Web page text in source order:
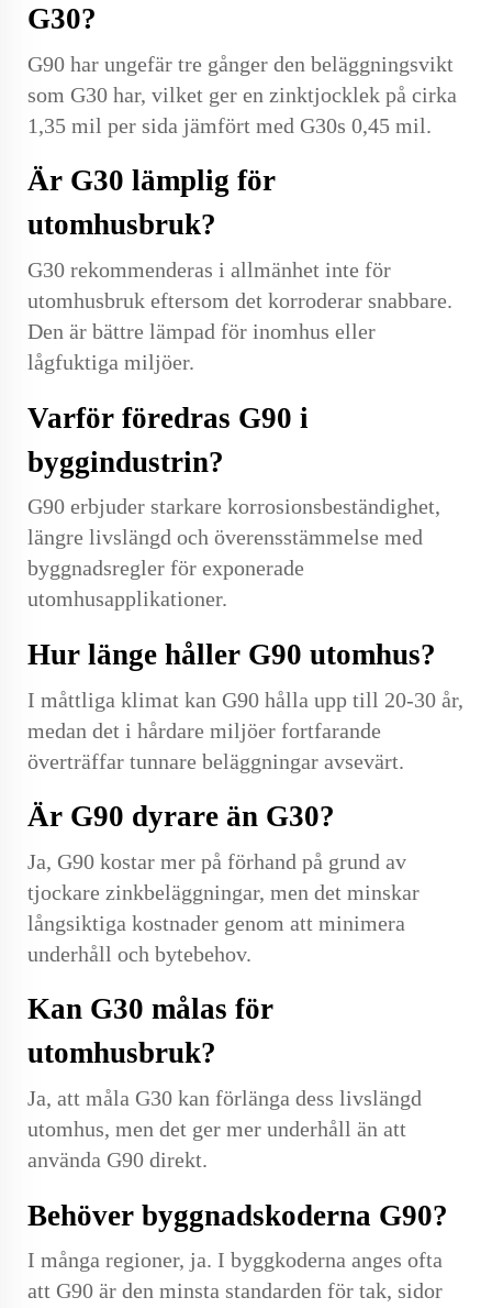
G30?
G90 har ungefär tre gånger den beläggningsvikt
som G30 har, vilket ger en zinktjocklek på cirka
1,35 mil per sida jämfört med G30s 0,45 mil.
Är G30 lämplig för
utomhusbruk?
G30 rekommenderas i allmänhet inte för
utomhusbruk eftersom det korroderar snabbare.
Den är bättre lämpad för inomhus eller
lågfuktiga miljöer.
Varför föredras G90 i
byggindustrin?
G90 erbjuder starkare korrosionsbeständighet,
längre livslängd och överensstämmelse med
byggnadsregler för exponerade
utomhusapplikationer.
Hur länge håller G90 utomhus?
I måttliga klimat kan G90 hålla upp till 20-30 år,
medan det i hårdare miljöer fortfarande
överträffar tunnare beläggningar avsevärt.
Är G90 dyrare än G30?
Ja, G90 kostar mer på förhand på grund av
tjockare zinkbeläggningar, men det minskar
långsiktiga kostnader genom att minimera
underhåll och bytebehov.
Kan G30 målas för
utomhusbruk?
Ja, att måla G30 kan förlänga dess livslängd
utomhus, men det ger mer underhåll än att
använda G90 direkt.
Behöver byggnadskoderna G90?
I många regioner, ja. I byggkoderna anges ofta
att G90 är den minsta standarden för tak, sidor